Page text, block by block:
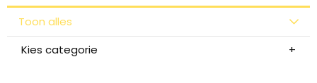
Toon alles
Kies categorie